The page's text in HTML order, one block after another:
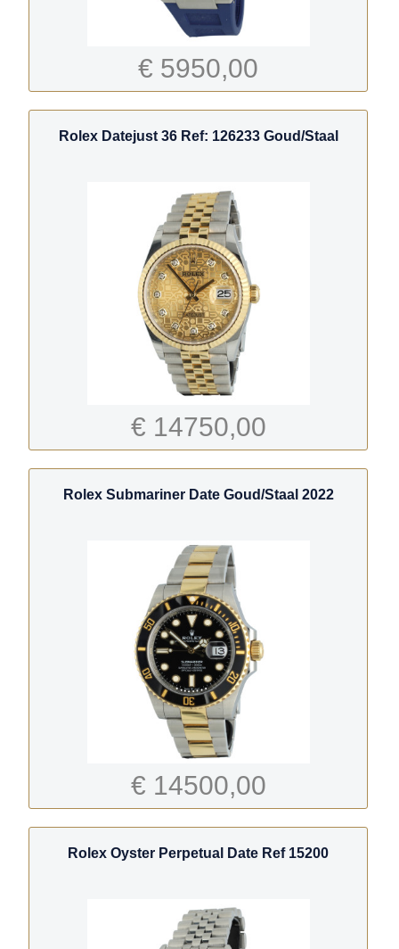
€ 5950,00
Rolex Datejust 36 Ref: 126233 Goud/Staal
€ 14750,00
Rolex Submariner Date Goud/Staal 2022
€ 14500,00
Rolex Oyster Perpetual Date Ref 15200